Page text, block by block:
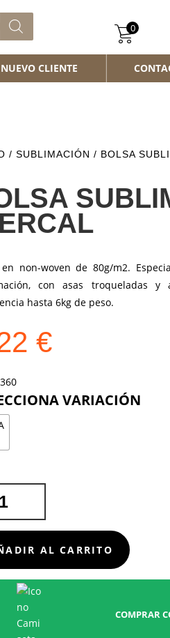
0
CLIENTE
/ SUBLIMACIÓN / BOLSA
en non-woven de 80g/m2.
con asas troqueladas y
hasta 6kg de peso.
€
AL CARRITO
COMPRAR